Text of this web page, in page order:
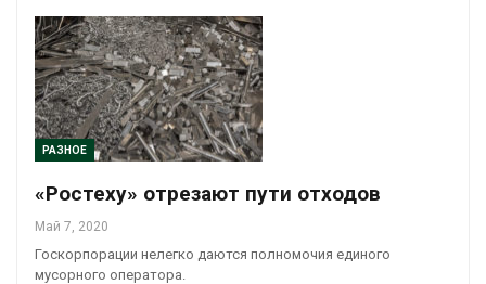
РАЗНОЕ
«Ростеху» отрезают пути отходов
Май 7, 2020
Госкорпорации нелегко даются полномочия единого
мусорного оператора.